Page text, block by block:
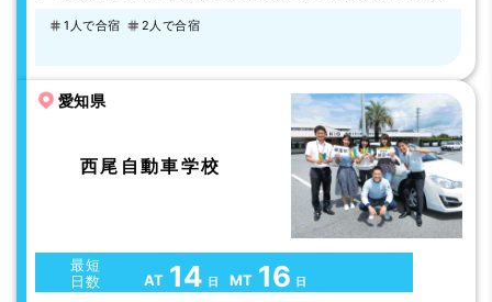
優しい親切な人ばかりで笑顔が絶えません！好きな教官を選択できる
1人で合宿 2人で合宿
愛知県
西尾自動車学校
最短
日数
AT 14 日 MT 16 日